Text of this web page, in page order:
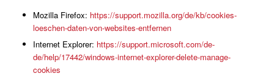
Mozilla Firefox: https://support.mozilla.org/de/kb/cookies-
loeschen-daten-von-websites-entfernen
Internet Explorer: https://support.microsoft.com/de-
de/help/17442/windows-internet-explorer-delete-manage-
cookies